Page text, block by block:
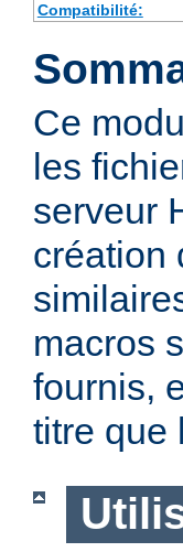
Compatibilité:
Ce
les
serveur
création
macros
fournis,
titre que